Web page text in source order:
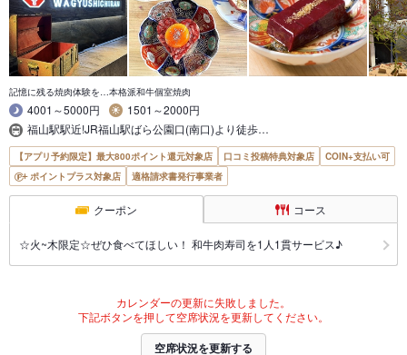
記憶に残る焼肉体験を…本格派和牛個室焼肉
4001～5000円
1501～2000円
福山駅駅近!JR福山駅ばら公園口(南口)より徒歩…
【アプリ予約限定】最大800ポイント還元対象店 口コミ投稿特典対象店
COIN+支払い可
ポイントプラス対象店
適格請求書発行事業者
クーポン コース
☆火~木限定☆ぜひ食べてほしい！ 和牛肉寿司を1人1貫サービス♪
カレンダーの更新に失敗しました。
下記ボタンを押して空席状況を更新してください。
空席状況を更新する